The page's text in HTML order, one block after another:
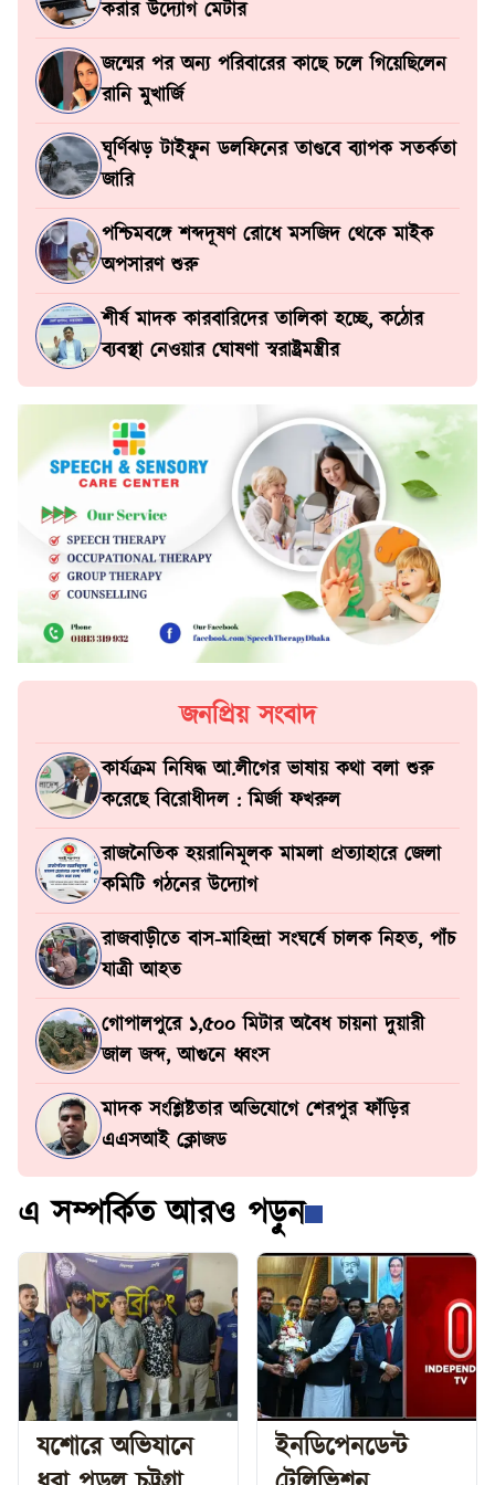
করার উদ্যোগ মেটার
জন্মের পর অন্য পরিবারের কাছে চলে গিয়েছিলেন
রানি মুখার্জি
ঘূর্ণিঝড় টাইফুন ডলফিনের তাণ্ডবে ব্যাপক সতর্কতা
জারি
পশ্চিমবঙ্গে শব্দদূষণ রোধে মসজিদ থেকে মাইক
অপসারণ শুরু
শীর্ষ মাদক কারবারিদের তালিকা হচ্ছে, কঠোর
ব্যবস্থা নেওয়ার ঘোষণা স্বরাষ্ট্রমন্ত্রীর
জনপ্রিয় সংবাদ
কার্যক্রম নিষিদ্ধ আ.লীগের ভাষায় কথা বলা শুরু
করেছে বিরোধীদল : মির্জা ফখরুল
রাজনৈতিক হয়রানিমূলক মামলা প্রত্যাহারে জেলা
কমিটি গঠনের উদ্যোগ
রাজবাড়ীতে বাস-মাহিন্দ্রা সংঘর্ষে চালক নিহত, পাঁচ
যাত্রী আহত
গোপালপুরে ১,৫০০ মিটার অবৈধ চায়না দুয়ারী
জাল জব্দ, আগুনে ধ্বংস
মাদক সংশ্লিষ্টতার অভিযোগে শেরপুর ফাঁড়ির
এএসআই ক্লোজড
এ সম্পর্কিত আরও পড়ুন
যশোরে অভিযানে
ইনডিপেনডেন্ট